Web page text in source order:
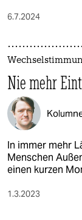
6.7.2024
Nie mehr
In immer mehr
Menschen
einen kurzen
1.3.2023